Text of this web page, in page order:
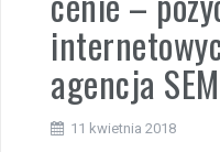
agencja SEM
11 kwietnia 2018